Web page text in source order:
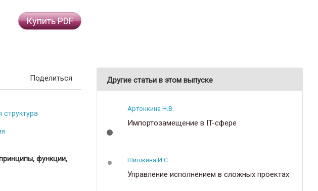
Купить PDF
Поделиться
функции,
Другие статьи в этом выпуске
Артонкина Н.В.
Импортозамещение в IT-сфере
Шишкина И.С.
Управление исполнением в сложных проектах